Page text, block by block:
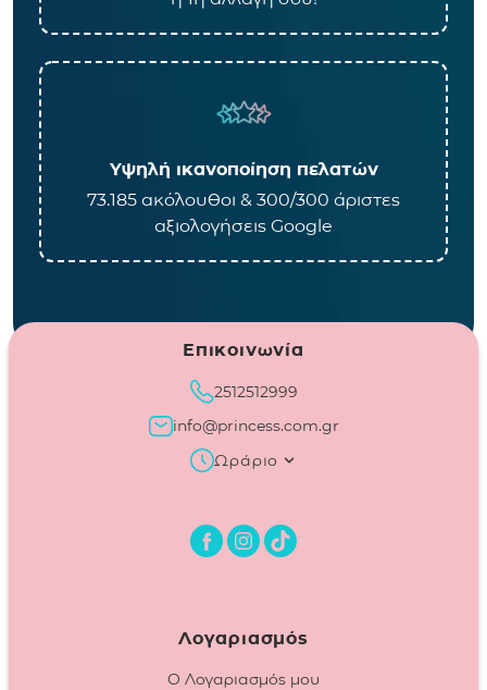
Υψηλή ικανοποίηση πελατών
73.185 ακόλουθοι & 300/300 άριστες
αξιολογήσεις Google
Επικοινωνία
2512512999
info@princess.com.gr
Ωράριο
Λογαριασμός
Ο Λογαριασμός μου